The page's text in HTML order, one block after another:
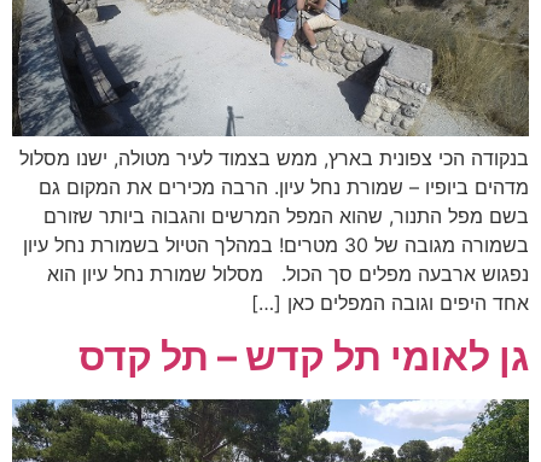
בנקודה הכי צפונית בארץ, ממש בצמוד לעיר מטולה, ישנו מסלול
מדהים ביופיו – שמורת נחל עיון. הרבה מכירים את המקום גם
בשם מפל התנור, שהוא המפל המרשים והגבוה ביותר שזורם
בשמורה מגובה של 30 מטרים! במהלך הטיול בשמורת נחל עיון
נפגוש ארבעה מפלים סך הכול. מסלול שמורת נחל עיון הוא
אחד היפים וגובה המפלים כאן […]
גן לאומי תל קדש – תל קדס